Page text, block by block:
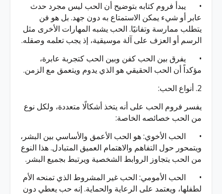
•
يبدأ فروم كتابه بتوضيح أن الحب ليس مجرد حدث
عابر أو شيء يمكن الاستمتاع به دون جهد. بل هو فن
يتطلب ممارسة وتفانيًا. الحب يشبه المهارات الأخرى مثل
الرسم أو العزف على آلة موسيقية، إذ يجب تعلمه وصقله.
•
يفرق بين الحب كفن وبين الحب كتجربة عابرة،
مؤكداً أن الحب الحقيقي هو الذي يدوم ويتعمق مع الزمن.
2. أنواع الحب:
يفسر فروم الحب على أنه يتخذ أشكالًا متعددة، ولكل نوع
من الحب خصائصه الخاصة:
•
الحب الأخوي: هو الحب الأعمق والأساسي بين البشر،
ويتمحور حول التفاهم والاهتمام العميق المتبادل. هذا النوع
من الحب يتجاوز الروابط الشخصية ويرتبط بجميع البشر.
•
الحب الأمومي: الحب غير المشروط الذي تمنحه الأم
لطفلها، ويعتمد على الرعاية والحماية. إنه حب يعطي دون